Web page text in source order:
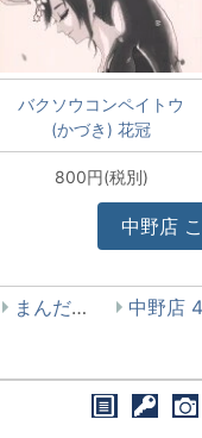
バクソウコンペイトウ
(かづき) 花冠
800円(税別)
中野店
まんだらけ 中野店